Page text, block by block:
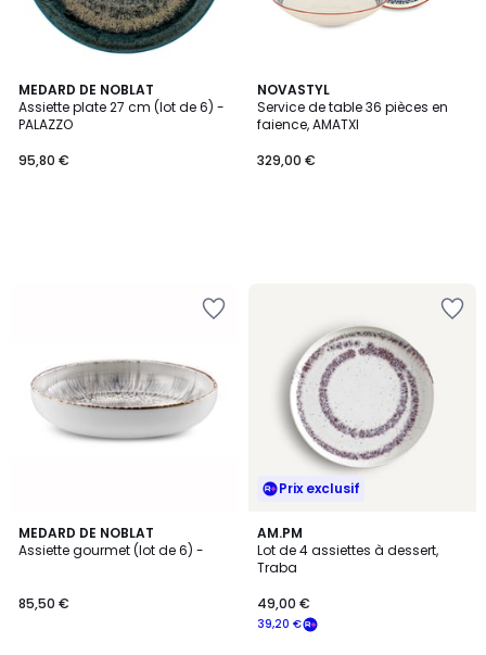
MEDARD DE NOBLAT
Assiette plate 27 cm (lot de 6) -
PALAZZO
95,80 €
NOVASTYL
Service de table 36 pièces en
faience, AMATXI
329,00 €
MEDARD DE NOBLAT
Assiette gourmet (lot de 6) -
85,50 €
Prix exclusif
AM.PM
Lot de 4 assiettes à dessert,
Traba
39,20 €
49,00 €
3
/
5